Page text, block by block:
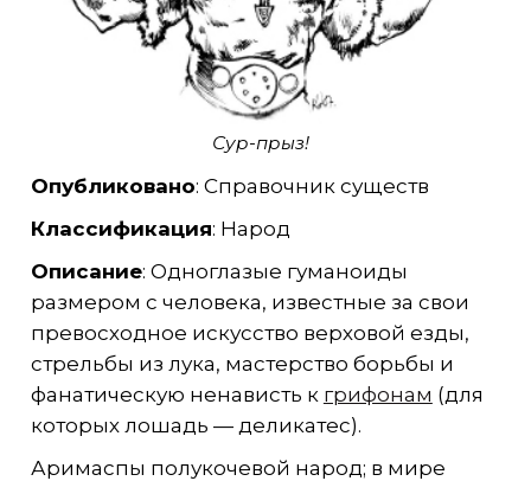
Сур-прыз!
Опубликовано: Справочник существ
Классификация: Народ
Описание: Одноглазые гуманоиды
размером с человека, известные за свои
превосходное искусство верховой езды,
стрельбы из лука, мастерство борьбы и
фанатическую ненависть к грифонам (для
которых лошадь — деликатес).
Аримаспы полукочевой народ; в мире